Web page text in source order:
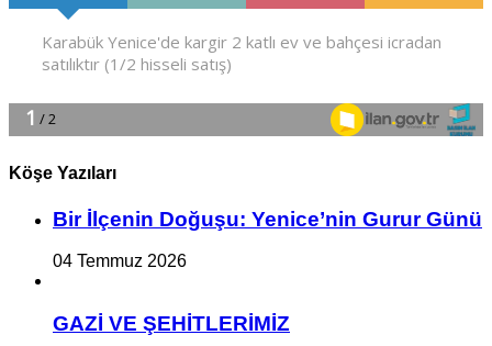
Köşe Yazıları
Bir İlçe­nin Do­ğu­şu: Ye­ni­ce’nin Gurur Günü
04 Temmuz 2026
GAZİ VE ŞEHİTLERİMİZ